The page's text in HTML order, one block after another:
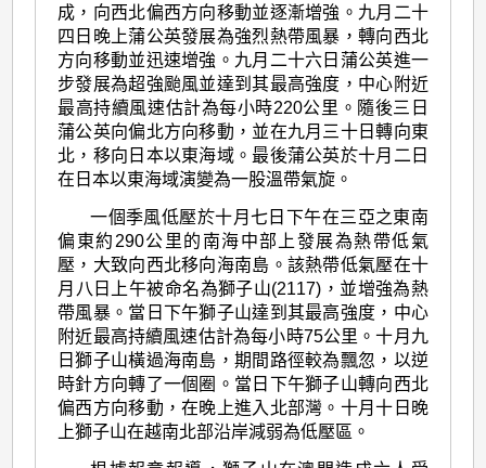
成，向西北偏西方向移動並逐漸增強。九月二十
四日晚上蒲公英發展為強烈熱帶風暴，轉向西北
方向移動並迅速增強。九月二十六日蒲公英進一
步發展為超強颱風並達到其最高強度，中心附近
最高持續風速估計為每小時220公里。隨後三日
蒲公英向偏北方向移動，並在九月三十日轉向東
北，移向日本以東海域。最後蒲公英於十月二日
在日本以東海域演變為一股溫帶氣旋。
一個季風低壓於十月七日下午在三亞之東南
偏東約290公里的南海中部上發展為熱帶低氣
壓，大致向西北移向海南島。該熱帶低氣壓在十
月八日上午被命名為獅子山(2117)，並增強為熱
帶風暴。當日下午獅子山達到其最高強度，中心
附近最高持續風速估計為每小時75公里。十月九
日獅子山橫過海南島，期間路徑較為飄忽，以逆
時針方向轉了一個圈。當日下午獅子山轉向西北
偏西方向移動，在晚上進入北部灣。十月十日晚
上獅子山在越南北部沿岸減弱為低壓區。